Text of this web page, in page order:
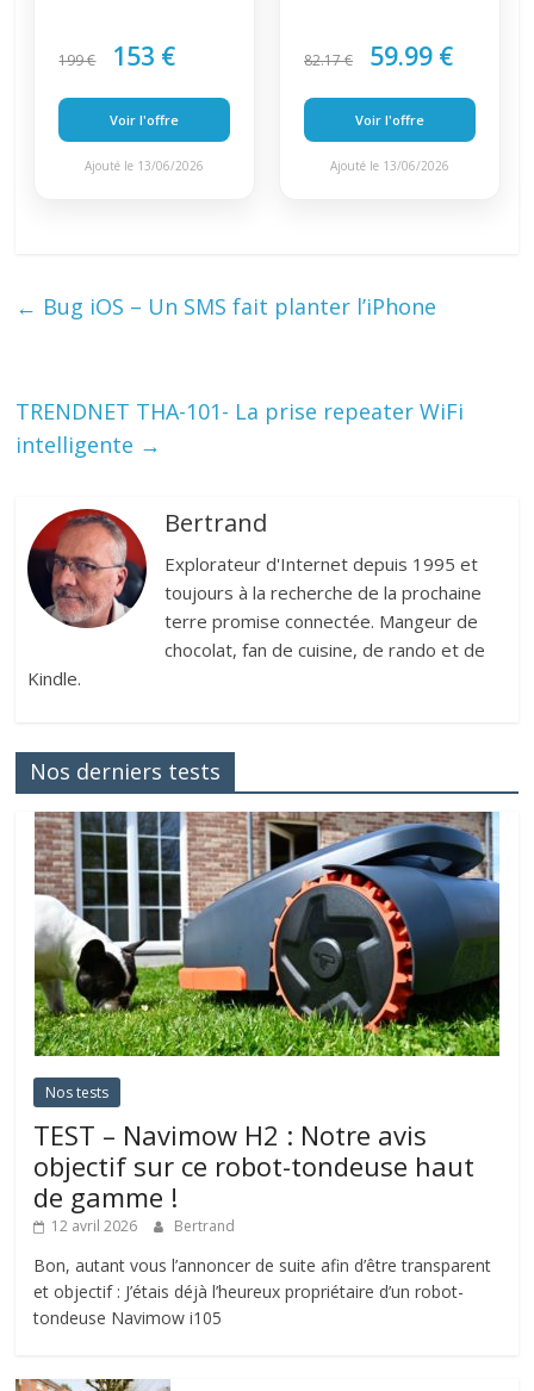
199 € 153 €
Voir l'offre
Ajouté le 13/06/2026
82.17 € 59.99 €
Voir l'offre
Ajouté le 13/06/2026
← Bug iOS – Un SMS fait planter l’iPhone
TRENDNET THA-101- La prise repeater WiFi
intelligente →
Bertrand
Explorateur d'Internet depuis 1995 et
toujours à la recherche de la prochaine
terre promise connectée. Mangeur de
chocolat, fan de cuisine, de rando et de
Kindle.
Nos derniers tests
Nos tests
TEST – Navimow H2 : Notre avis
objectif sur ce robot-tondeuse haut
de gamme !
12 avril 2026 Bertrand
Bon, autant vous l’annoncer de suite afin d’être transparent
et objectif : J’étais déjà l’heureux propriétaire d’un robot-
tondeuse Navimow i105